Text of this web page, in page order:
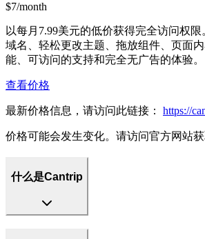
$7/month
以每月7.99美元的低价获得完全访问权
域名、轻松更改主题、拖放组件、页面
能、可访问的支持和完全无广告的体验。
查看价格
最新价格信息，请访问此链接： https://
价格可能会发生变化。请访问官方网站获
什么是Cantrip